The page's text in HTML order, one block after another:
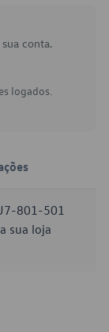
conta.
logados.
801-501
sua loja